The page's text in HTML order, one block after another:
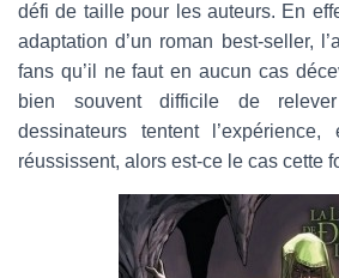
défi de taille pour les auteurs. En
adaptation d’un roman best-seller,
fans qu’il ne faut en aucun cas
bien souvent difficile de
dessinateurs tentent
réussissent, alors est-ce le cas cette